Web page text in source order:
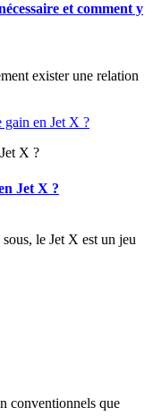
et comment y
exister une relation
X ?
Jet X ?
le Jet X est un jeu
conventionnels que